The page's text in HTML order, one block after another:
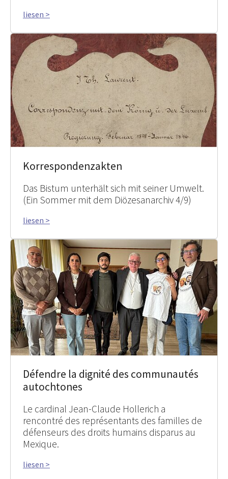
liesen >
Korrespondenzakten
Das Bistum unterhält sich mit seiner Umwelt.
(Ein Sommer mit dem Diözesanarchiv 4/9)
liesen >
Défendre la dignité des communautés
autochtones
Le cardinal Jean-Claude Hollerich a
rencontré des représentants des familles de
défenseurs des droits humains disparus au
Mexique.
liesen >